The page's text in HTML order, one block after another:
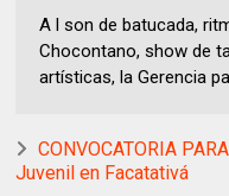
A l son de batucada,
Chocontano, show de
artísticas, la Gerencia
CONVOCATORIA
Juvenil en Facatativá